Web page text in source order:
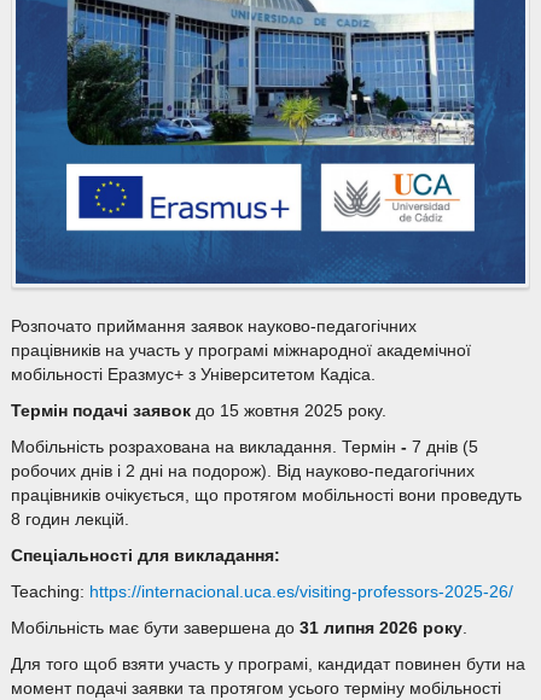
Розпочато приймання заявок науково-педагогічних
працівників на участь у програмі міжнародної академічної
мобільності Еразмус+ з Університетом Кадіса.
Термін подачі заявокдо 15 жовтня 2025 року.
Мобільність розрахована на викладання. Термін -7 днів (5
робочих днів і 2 дні на подорож). Від науково-педагогічних
працівників очікується, що протягом мобільності вони проведуть
8 годин лекцій.
Спеціальності для викладання:
Teaching: https://internacional.uca.es/visiting-professors-2025-26/
Мобільність має бути завершена до 31 липня 2026 року.
Для того щоб взяти участь у програмі, кандидат повинен бути на
момент подачі заявки та протягом усього терміну мобільності